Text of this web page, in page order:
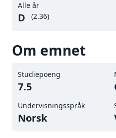
Alle år
D (2.36)
Om emnet
Studiepoeng
7.5
Undervisningsspråk
Norsk